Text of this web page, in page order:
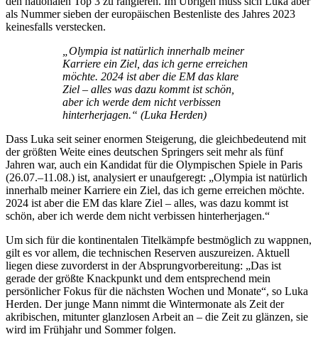
als Nummer sieben der europäischen Bestenliste des Jahres 2023
keinesfalls verstecken.
„Olympia ist natürlich innerhalb meiner
Karriere ein Ziel, das ich gerne erreichen
möchte. 2024 ist aber die EM das klare
Ziel – alles was dazu kommt ist schön,
aber ich werde dem nicht verbissen
hinterherjagen.“ (Luka Herden)
Dass Luka seit seiner enormen Steigerung, die gleichbedeutend mit
der größten Weite eines deutschen Springers seit mehr als fünf
Jahren war, auch ein Kandidat für die Olympischen Spiele in Paris
(26.07.–11.08.) ist, analysiert er unaufgeregt: „Olympia ist natürlich
innerhalb meiner Karriere ein Ziel, das ich gerne erreichen möchte.
2024 ist aber die EM das klare Ziel – alles, was dazu kommt ist
schön, aber ich werde dem nicht verbissen hinterherjagen.“
Um sich für die kontinentalen Titelkämpfe bestmöglich zu wappnen,
gilt es vor allem, die technischen Reserven auszureizen. Aktuell
liegen diese zuvorderst in der Absprungvorbereitung: „Das ist
gerade der größte Knackpunkt und dem entsprechend mein
persönlicher Fokus für die nächsten Wochen und Monate“, so Luka
Herden. Der junge Mann nimmt die Wintermonate als Zeit der
akribischen, mitunter glanzlosen Arbeit an – die Zeit zu glänzen, sie
wird im Frühjahr und Sommer folgen.